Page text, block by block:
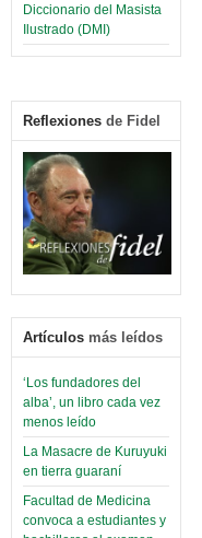
Diccionario del Masista
Ilustrado (DMI)
Reflexiones de Fidel
Artículos más leídos
‘Los fundadores del
alba’, un libro cada vez
menos leído
La Masacre de Kuruyuki
en tierra guaraní
Facultad de Medicina
convoca a estudiantes y